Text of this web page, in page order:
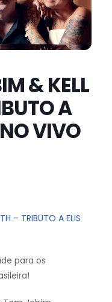
& KELL
A
VIVO
– TRIBUTO A ELIS
para os